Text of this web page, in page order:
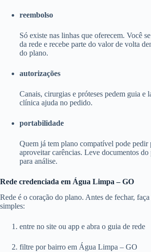
reembolso
Só existe nas linhas que oferecem. Você
da rede e recebe parte do valor de volta
do plano.
autorizações
Canais, cirurgias e próteses pedem guia e
clínica ajuda no pedido.
portabilidade
Quem já tem plano compatível pode pedir
aproveitar carências. Leve documentos do
para análise.
Rede credenciada em Água Limpa – GO
Rede é o coração do plano. Antes de fechar, faça
simples:
entre no site ou app e abra o guia de rede
filtre por bairro em Água Limpa – GO